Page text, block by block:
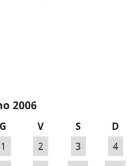
2006
G V S
D
1
2 3
4